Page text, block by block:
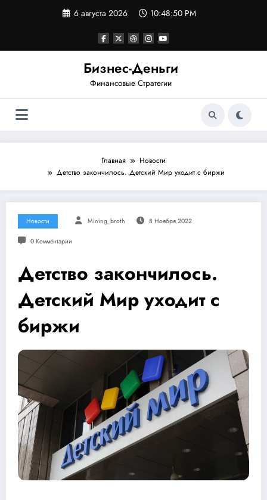
6 августа 2026 10:48:51 PM
Бизнес-Деньги
Финансовые Стратегии
Главная
Новости
Детство закончилось. Детский Мир уходит с биржи
Новости Mining_broth 8 Ноября 2022
0 Комментарии
Детство закончилось.
Детский Мир уходит с
биржи